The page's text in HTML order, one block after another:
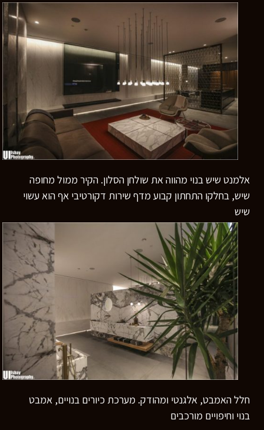
אלמנט שיש בנוי מהווה את שולחן הסלון. הקיר ממול מחופה
שיש, בחלקו התחתון קבוע מדף שירות דקורטיבי אף הוא עשוי
שיש
חלל האמבט, אלגנטי ומהודק. מערכת כיורים בנויים, אמבט
בנוי וחיפויים מורכבים